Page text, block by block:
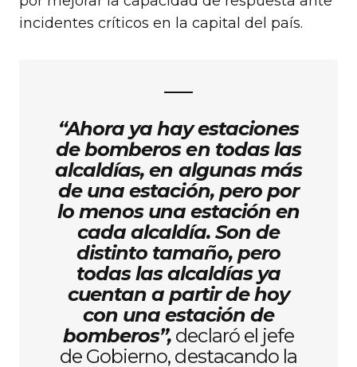
incidentes críticos en la capital del país.
“Ahora ya hay estaciones
de bomberos en todas las
alcaldías, en algunas más
de una estación, pero por
lo menos una estación en
cada alcaldía. Son de
distinto tamaño, pero
todas las alcaldías ya
cuentan a partir de hoy
con una estación de
bomberos”, declaró el jefe
de Gobierno, destacando la